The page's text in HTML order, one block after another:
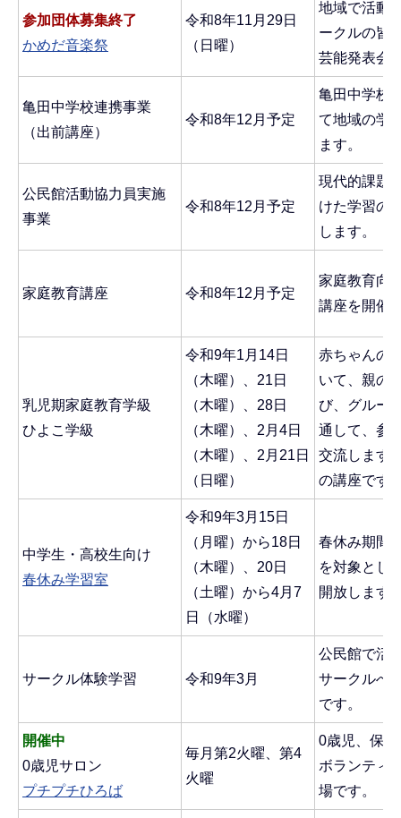
参加団体募集終了
かめだ音楽祭
令和8年11月29日
（日曜）
地域で活動
ークルの皆
芸能発表会
亀田中学校連携事業
（出前講座）
令和8年12月予定
亀田中学校
て地域の学
ます。
公民館活動協力員実施
事業
令和8年12月予定
現代的課題
けた学習の
します。
家庭教育講座 令和8年12月予定
家庭教育向
講座を開催
乳児期家庭教育学級
ひよこ学級
令和9年1月14日
（木曜）、21日
（木曜）、28日
（木曜）、2月4日
（木曜）、2月21日
（日曜）
赤ちゃんの
いて、親の
び、グルー
通して、参
交流します
の講座です
中学生・高校生向け
春休み学習室
令和9年3月15日
（月曜）から18日
（木曜）、20日
（土曜）から4月7
日（水曜）
春休み期間
を対象とし
開放します
サークル体験学習 令和9年3月
公民館で活
サークルへ
です。
開催中
0歳児サロン
プチプチひろば
毎月第2火曜、第4
火曜
0歳児、保
ボランティ
場です。